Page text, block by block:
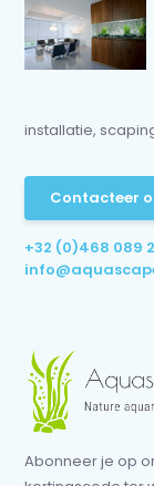
installatie,
Contacteer
+32 (0)468 089
Abonneer je op